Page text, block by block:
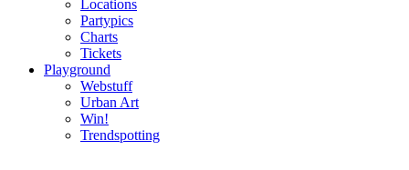
Locations
Partypics
Charts
Tickets
Playground
Webstuff
Urban Art
Win!
Trendspotting